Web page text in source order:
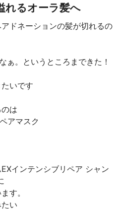
れるオーラ髪へ
ドネーションの髪が切れるの
ぁ。というところまできた！
いです
は
アマスク
インテンシブリペア シャン
す。
い